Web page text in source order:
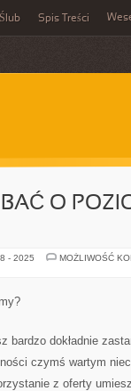
Ślub Spis Treści
O
- 2025
MOŻLIWOŚĆ
bardzo dokładnie
czymś wartym
z oferty